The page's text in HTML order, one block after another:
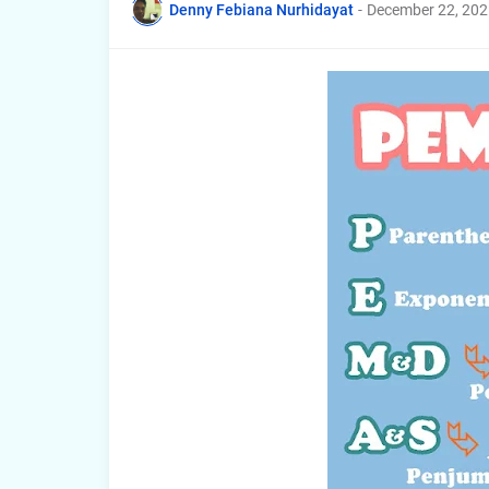
Denny Febiana Nurhidayat - December 22,